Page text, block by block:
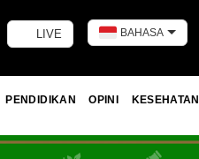
LIVE BAHASA
PENDIDIKAN OPINI
KESEHATAN